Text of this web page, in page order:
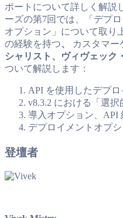
ポートについて詳しく解説
ーズの第7回では、「デプ
オプション」について取り
の経験を持つ、 カスタマー
シャリスト、ヴィヴェック
ついて解説します：
API を使用したデプ
v8.3.2 における「選
導入オプション、API
デプロイメントオプ
登壇者